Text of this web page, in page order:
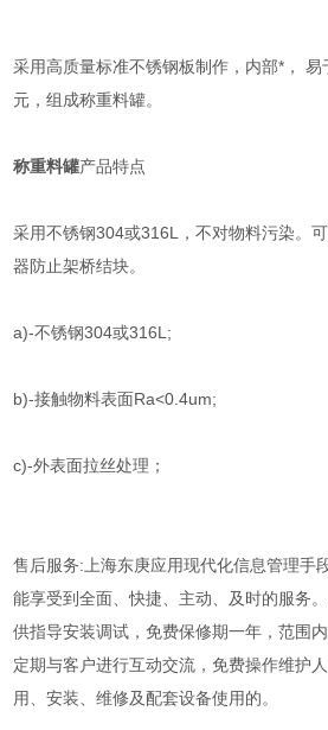
采用高质量标准不锈钢板制作，内部*，
元，组成称重料罐。
称重料罐产品特点
采用不锈钢304或316L，不对物料污染。
器防止架桥结块。
a)-不锈钢304或316L;
b)-接触物料表面Ra<0.4um;
c)-外表面拉丝处理；
售后服务:上海东庚应用现代化信息管理手
能享受到全面、快捷、主动、及时的服务
供指导安装调试，免费保修期一年，范围
定期与客户进行互动交流，免费操作维护
用、安装、维修及配套设备使用的。